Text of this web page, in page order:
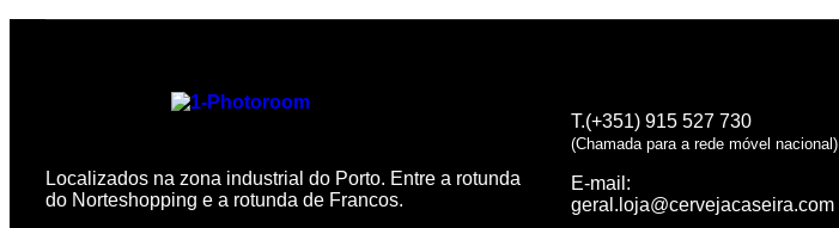
Localizados na zona industrial do Porto. Entre a rotunda
do Norteshopping e a rotunda de Francos.
T.(+351) 915 527 730
(Chamada para a rede móvel nacional)
E-mail:
geral.loja@cervejacaseira.com